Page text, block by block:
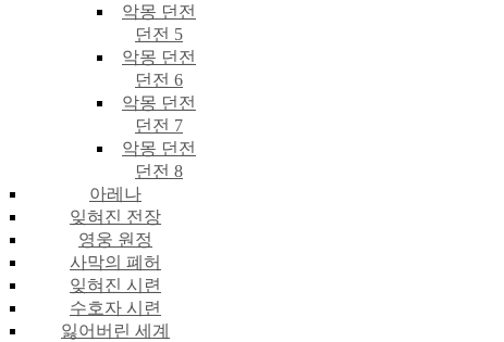
악몽 던전
던전 5
악몽 던전
던전 6
악몽 던전
던전 7
악몽 던전
던전 8
아레나
잊혀진 전장
영웅 원정
사막의 폐허
잊혀진 시련
수호자 시련
잃어버린 세계